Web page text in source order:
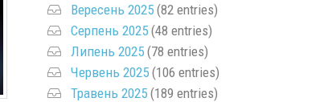
Вересень 2025(82 entries)
Серпень 2025(48 entries)
Липень 2025(78 entries)
Червень 2025(106 entries)
Травень 2025(189 entries)